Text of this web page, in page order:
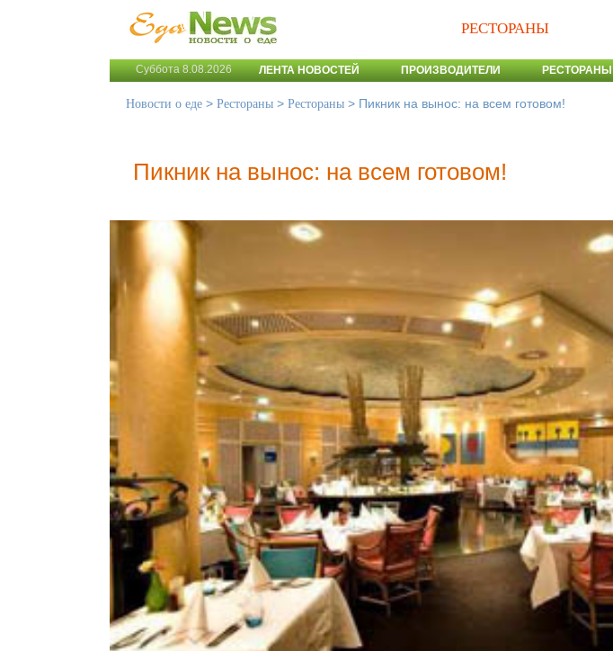
РЕСТОРАНЫ
Суббота 8.08.2026 ЛЕНТА НОВОСТЕЙ ПРОИЗВОДИТЕЛИ РЕСТОРАНЫ
Новости о еде > Рестораны > Рестораны > Пикник на вынос: на всем готовом!
Пикник на вынос: на всем готовом!